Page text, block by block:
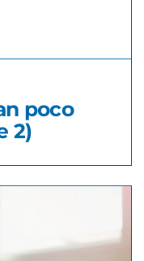
poco
2)